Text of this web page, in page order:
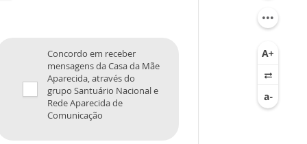
Concordo em receber
mensagens da Casa da Mãe
Aparecida, através do
grupo Santuário Nacional e
Rede Aparecida de
Comunicação